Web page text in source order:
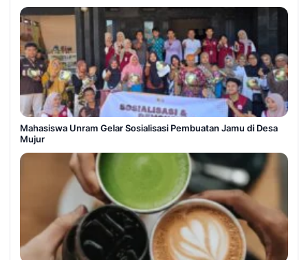
Mahasiswa Unram Gelar Sosialisasi Pembuatan Jamu di Desa
Mujur